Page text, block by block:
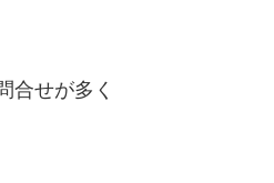
合せが多く